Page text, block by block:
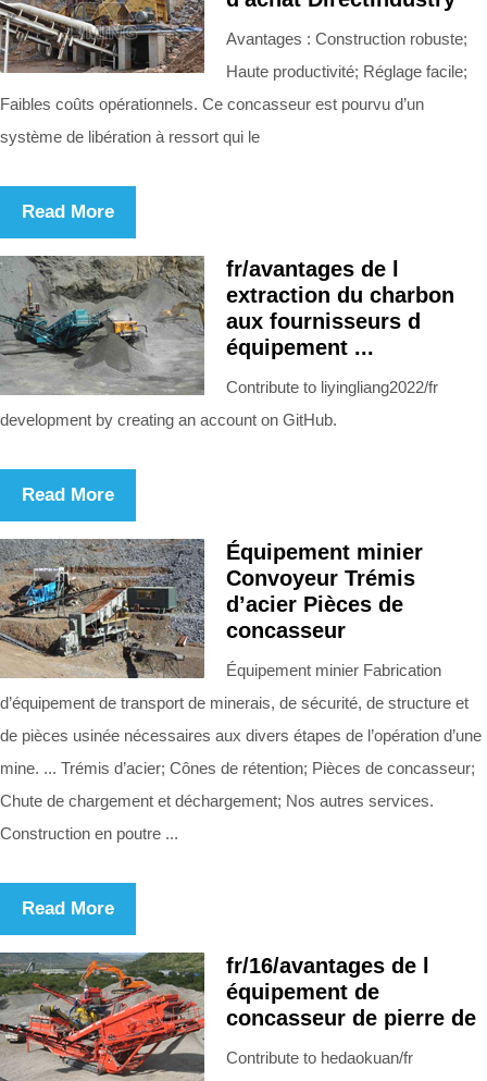
Avantages : Construction robuste;
Haute productivité; Réglage facile;
Faibles coûts opérationnels. Ce concasseur est pourvu d’un
système de libération à ressort qui le
Read More
fr/avantages de l
extraction du charbon
aux fournisseurs d
équipement ...
Contribute to liyingliang2022/fr
development by creating an account on GitHub.
Read More
Équipement minier
Convoyeur Trémis
d’acier Pièces de
concasseur
Équipement minier Fabrication
d’équipement de transport de minerais, de sécurité, de structure et
de pièces usinée nécessaires aux divers étapes de l’opération d’une
mine. ... Trémis d’acier; Cônes de rétention; Pièces de concasseur;
Chute de chargement et déchargement; Nos autres services.
Construction en poutre ...
Read More
fr/16/avantages de l
équipement de
concasseur de pierre de
Contribute to hedaokuan/fr